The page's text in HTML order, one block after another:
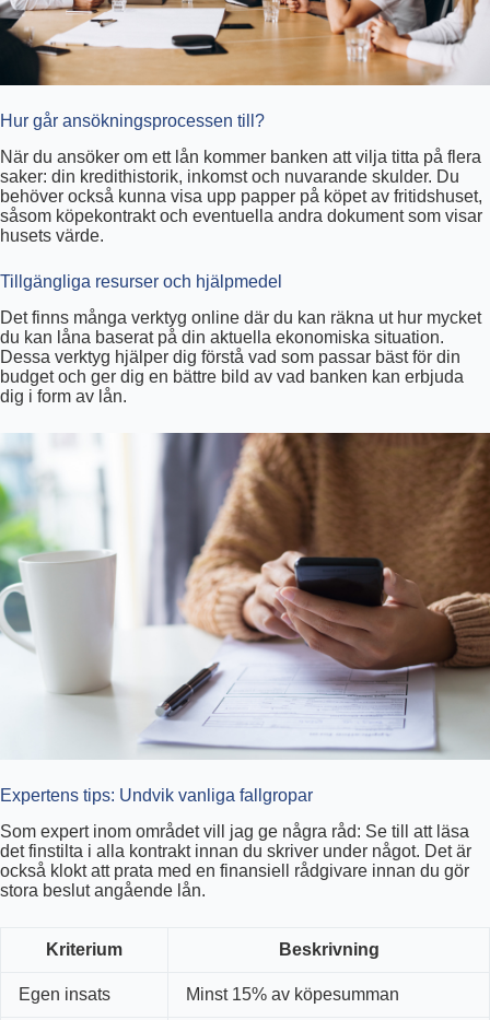
Hur går ansökningsprocessen till?
När du ansöker om ett lån kommer banken att vilja titta på flera
saker: din kredithistorik, inkomst och nuvarande skulder. Du
behöver också kunna visa upp papper på köpet av fritidshuset,
såsom köpekontrakt och eventuella andra dokument som visar
husets värde.
Tillgängliga resurser och hjälpmedel
Det finns många verktyg online där du kan räkna ut hur mycket
du kan låna baserat på din aktuella ekonomiska situation.
Dessa verktyg hjälper dig förstå vad som passar bäst för din
budget och ger dig en bättre bild av vad banken kan erbjuda
dig i form av lån.
Expertens tips: Undvik vanliga fallgropar
Som expert inom området vill jag ge några råd: Se till att läsa
det finstilta i alla kontrakt innan du skriver under något. Det är
också klokt att prata med en finansiell rådgivare innan du gör
stora beslut angående lån.
Kriterium Beskrivning
Egen insats Minst 15% av köpesumman